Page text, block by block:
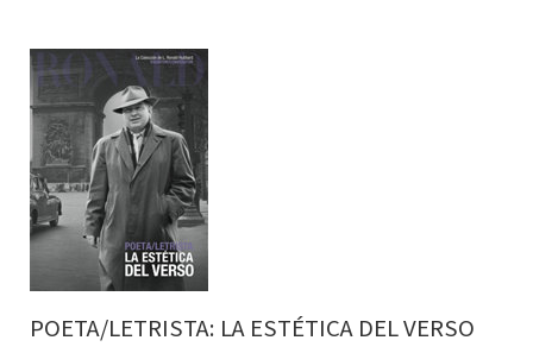
POETA/LETRISTA: LA ESTÉTICA DEL VERSO